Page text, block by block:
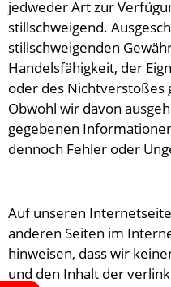
jedweder Art zur
stillschweigend.
stillschweigenden
Handelsfähigkeit, der
oder des Nichtverstoßes
Obwohl wir davon
gegebenen
dennoch Fehler oder
Auf unseren
anderen Seiten im
hinweisen, dass wir
und den Inhalt der